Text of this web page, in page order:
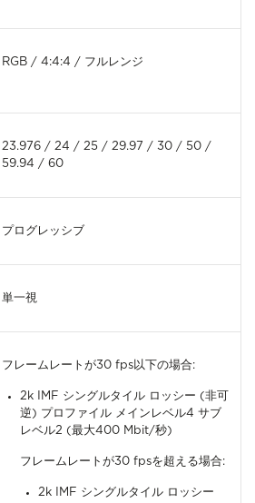
RGB / 4:4:4 / フルレンジ
23.976 / 24 / 25 / 29.97 / 30 / 50 /
59.94 / 60
プログレッシブ
単一視
フレームレートが30 fps以下の場合:
2k IMF シングルタイル ロッシー (非可
逆) プロファイル メインレベル4 サブ
レベル2 (最大400 Mbit/秒)
フレームレートが30 fpsを超える場合:
2k IMF シングルタイル ロッシー